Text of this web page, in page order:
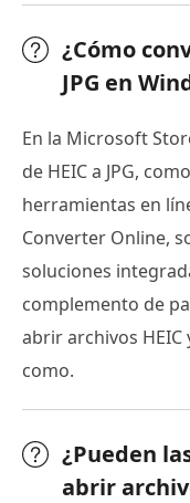
¿Cómo
JPG en
En la Microsoft
de HEIC a JPG,
herramientas en
Converter Online,
soluciones
complemento de
abrir archivos
como.
¿Pueden
abrir